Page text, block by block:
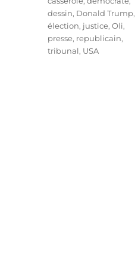
dessin, Donald Trump,
élection, justice,Oli,
presse, republicain,
tribunal, USA